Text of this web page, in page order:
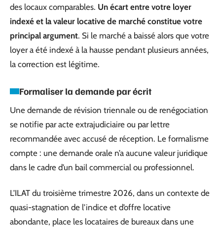
des locaux comparables. Un écart entre votre loyer
indexé et la valeur locative de marché constitue votre
principal argument. Si le marché a baissé alors que votre
loyer a été indexé à la hausse pendant plusieurs années,
la correction est légitime.
Formaliser la demande par écrit
Une demande de révision triennale ou de renégociation
se notifie par acte extrajudiciaire ou par lettre
recommandée avec accusé de réception. Le formalisme
compte : une demande orale n’a aucune valeur juridique
dans le cadre d’un bail commercial ou professionnel.
L’ILAT du troisième trimestre 2026, dans un contexte de
quasi-stagnation de l’indice et d’offre locative
abondante, place les locataires de bureaux dans une